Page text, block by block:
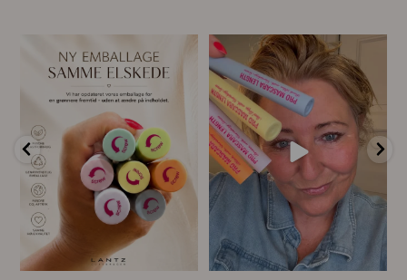
🌿 Ny emballage – samme
mascara, du elsker 💗
...
13
For første gang har vi samlet
alle fire Pro...
14